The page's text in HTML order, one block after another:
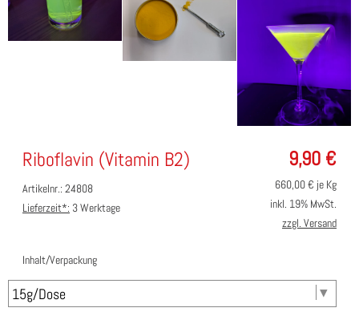
9,90 €
Riboflavin (Vitamin B2)
Artikelnr.: 24808
Lieferzeit*: 3 Werktage
660,00€ je Kg
inkl. 19% MwSt.
zzgl. Versand
Inhalt/Verpackung